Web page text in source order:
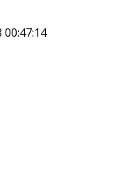
00:47:14